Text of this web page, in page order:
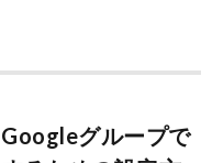
ム
の
Googleグループで